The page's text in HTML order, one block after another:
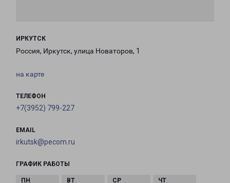
ИРКУТСК
Россия, Иркутск, улица Новаторов, 1
на карте
ТЕЛЕФОН
+7(3952) 799-227
EMAIL
irkutsk@pecom.ru
ГРАФИК РАБОТЫ